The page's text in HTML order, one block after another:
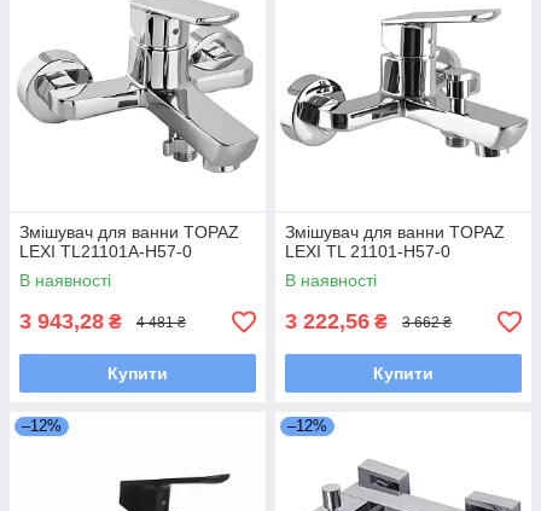
Змішувач для ванни TOPAZ
LEXI TL21101A-H57-0
В наявності
3 943,28 ₴ 4 481 ₴
Купити
Змішувач для ванни TOPAZ
LEXI TL 21101-H57-0
В наявності
3 222,56 ₴ 3 662 ₴
Купити
–12% –12%